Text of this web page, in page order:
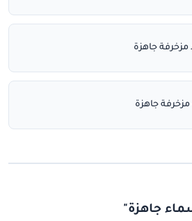
مزخرفة جاهزة
جاهزة